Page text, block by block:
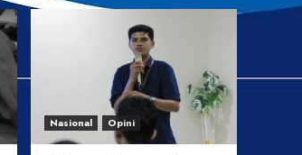
Nasional Opini